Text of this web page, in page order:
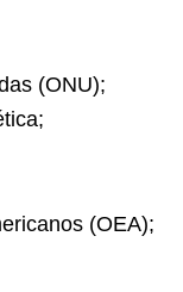
(ONU);
(OEA);